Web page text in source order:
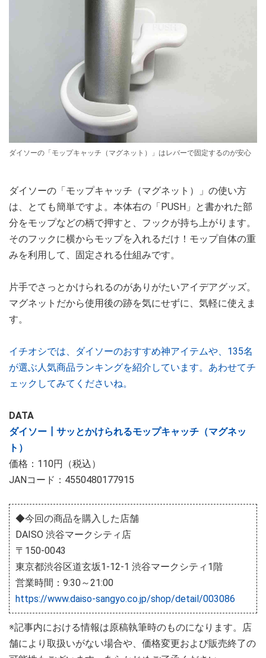
ダイソーの「モップキャッチ（マグネット）」はレバーで固定するのが安心
ダイソーの「モップキャッチ（マグネット）」の使い方
は、とても簡単ですよ。本体右の「PUSH」と書かれた部
分をモップなどの柄で押すと、フックが持ち上がります。
そのフックに横からモップを入れるだけ！モップ自体の重
みを利用して、固定される仕組みです。
片手でさっとかけられるのがありがたいアイデアグッズ。
マグネットだから使用後の跡を気にせずに、気軽に使えま
す。
イチオシでは、ダイソーのおすすめ神アイテムや、135名
が選ぶ人気商品ランキングを紹介しています。あわせてチ
ェックしてみてくださいね。
DATA
ダイソー┃サッとかけられるモップキャッチ（マグネッ
ト）
価格：110円（税込）
JANコード：4550480177915
◆今回の商品を購入した店舗
DAISO 渋谷マークシティ店
〒150-0043
東京都渋谷区道玄坂1-12-1 渋谷マークシティ1階
営業時間：9:30～21:00
https://www.daiso-sangyo.co.jp/shop/detail/003086
※記事内における情報は原稿執筆時のものになります。店
舗により取扱いがない場合や、価格変更および販売終了の